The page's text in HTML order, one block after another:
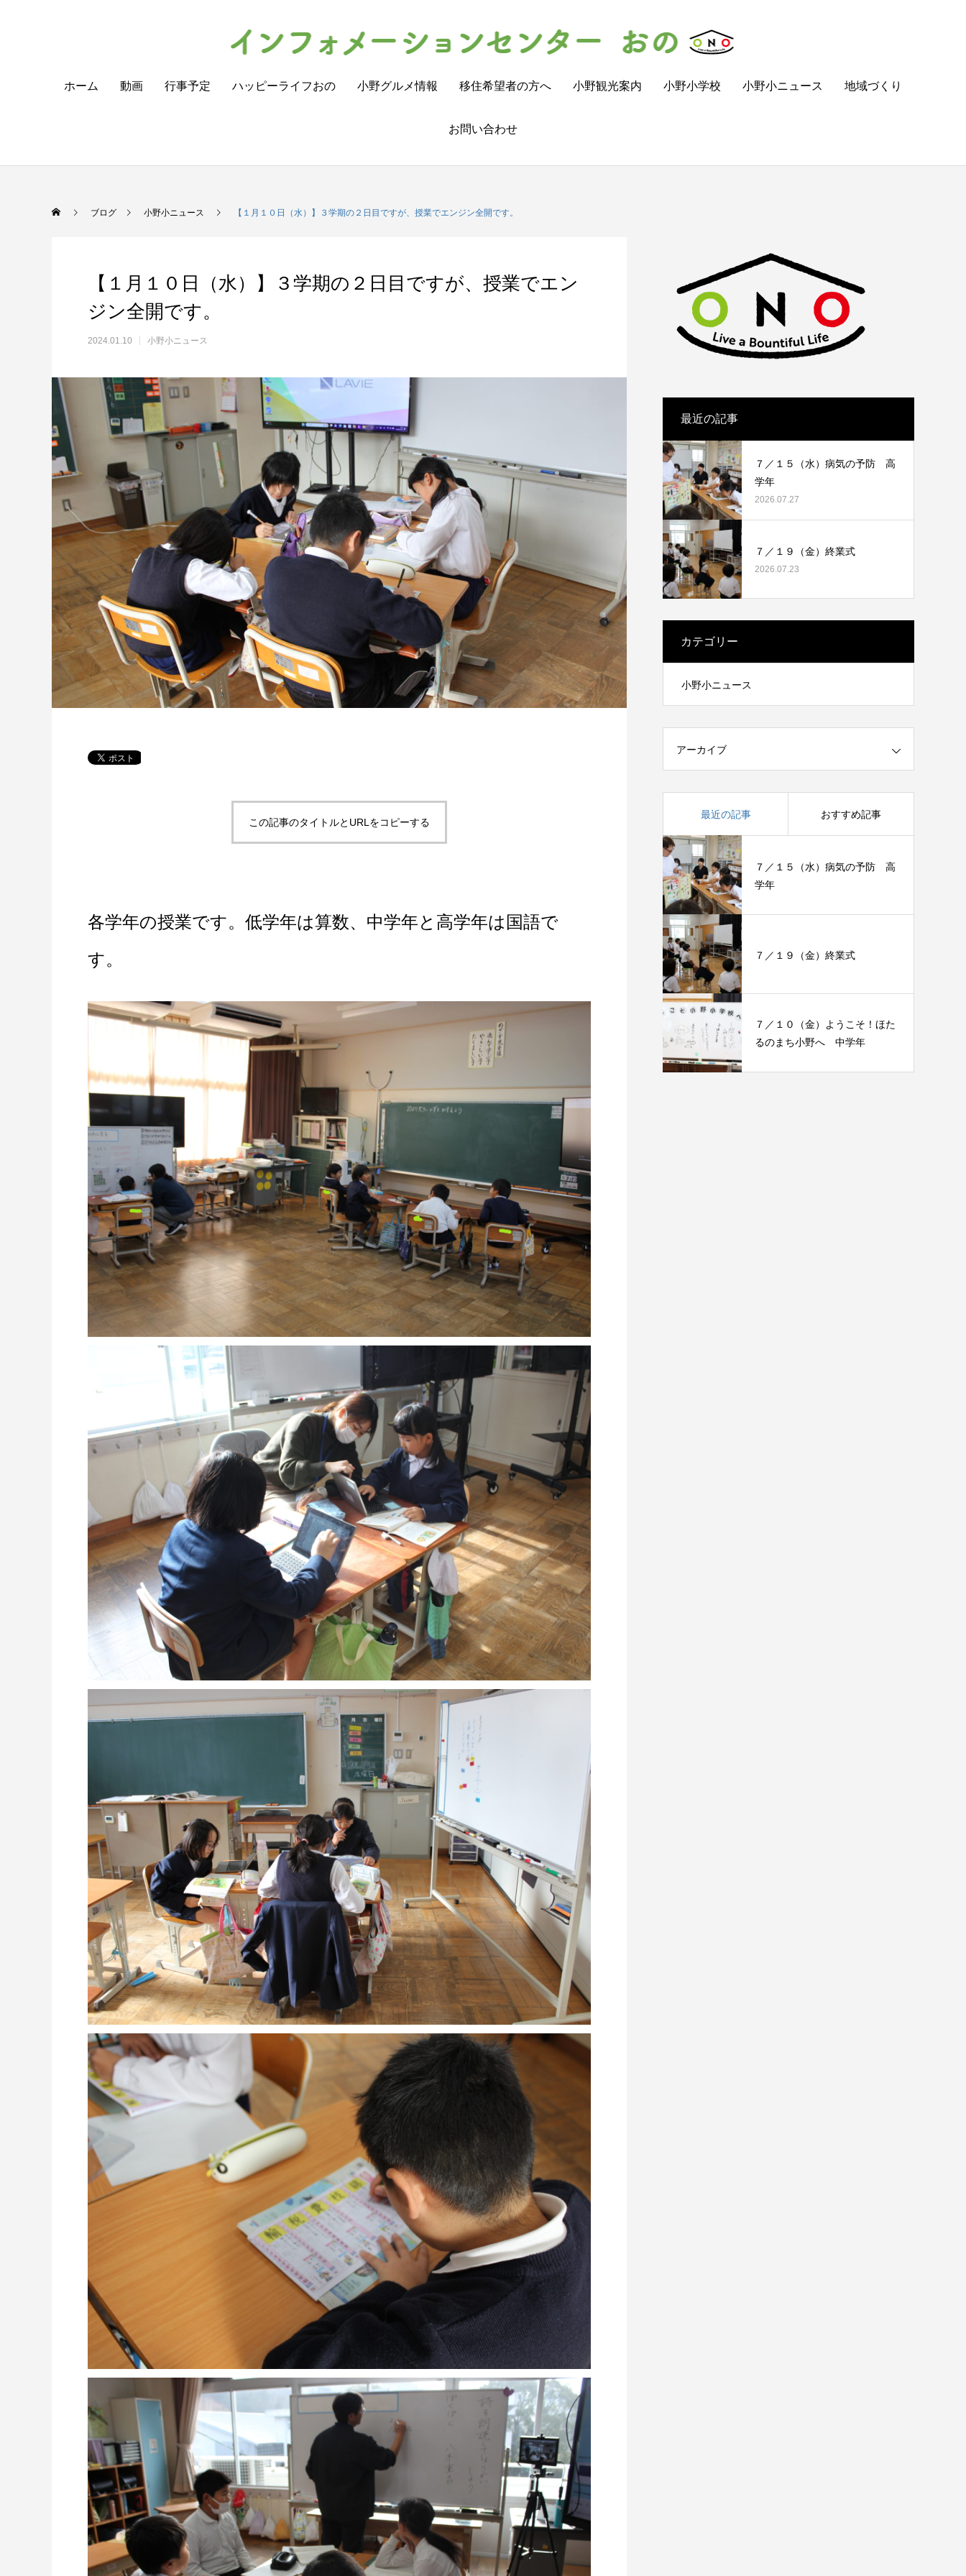
ホーム 動画 行事予定 ハッピーライフおの 小野グルメ情報 移住希望者の方へ 小野観光案内 小野小学校 小野小ニュース 地域づくり
お問い合わせ
ブログ 小野小ニュース 【１月１０日（水）】３学期の２日目ですが、授業でエンジン全開です。
【１月１０日（水）】３学期の２日目ですが、授業でエン
ジン全開です。
2024.01.10 小野小ニュース
この記事のタイトルとURLをコピーする
各学年の授業です。低学年は算数、中学年と高学年は国語で
す。
最近の記事
７／１５（水）病気の予防 高
学年
2026.07.27
７／１９（金）終業式
2026.07.23
カテゴリー
小野小ニュース
アーカイブ
最近の記事 おすすめ記事
７／１５（水）病気の予防 高
学年
７／１９（金）終業式
７／１０（金）ようこそ！ほた
るのまち小野へ 中学年